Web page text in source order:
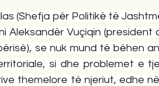
(Shefja për Politikë të
Aleksandër Vuçiqin (president
se nuk mund të bëhen
si dhe problemet e
themelore të njeriut, edhe